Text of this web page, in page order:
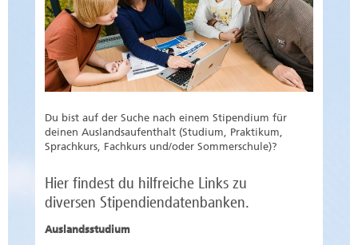
Du bist auf der Suche nach einem Stipendium für
deinen Auslandsaufenthalt (Studium, Praktikum,
Sprachkurs, Fachkurs und/oder Sommerschule)?
Hier findest du hilfreiche Links zu
diversen Stipendiendatenbanken.
Auslandsstudium